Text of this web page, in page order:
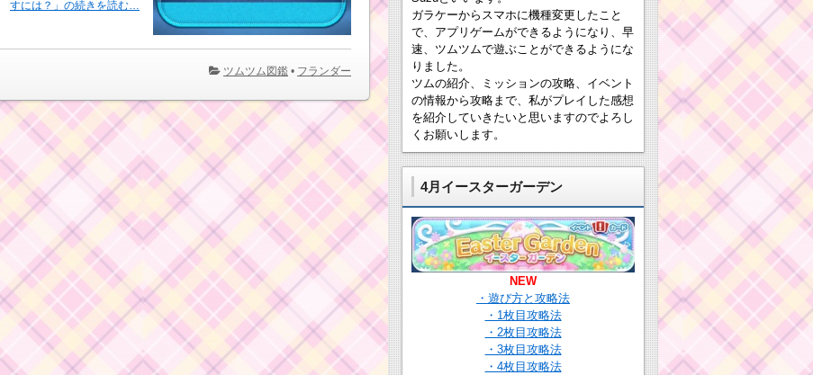
すには？」の続きを読む…
ツムツム図鑑 • フランダー
ガラケーからスマホに機種変更したこと
で、アプリゲームができるようになり、早
速、ツムツムで遊ぶことができるようにな
りました。
ツムの紹介、ミッションの攻略、イベント
の情報から攻略まで、私がプレイした感想
を紹介していきたいと思いますのでよろし
くお願いします。
4月イースターガーデン
NEW
・遊び方と攻略法
・1枚目攻略法
・2枚目攻略法
・3枚目攻略法
・4枚目攻略法